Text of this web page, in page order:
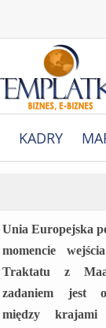
KADRY
Unia Europejska
momencie
Traktatu z
zadaniem jest
między